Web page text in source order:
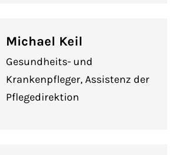
Michael Keil
Gesundheits- und
Krankenpfleger, Assistenz der
Pflegedirektion